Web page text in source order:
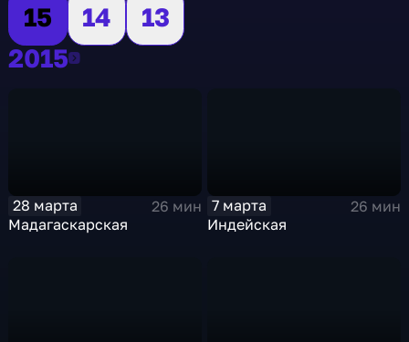
15
14
13
20152015
28 марта
26 мин
Мадагаскарская
7 марта
26 мин
Индейская